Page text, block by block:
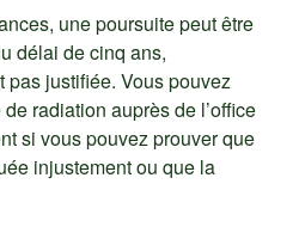
une poursuite peut être
délai de cinq ans,
pas justifiée. Vous pouvez
radiation auprès de l’office
si vous pouvez prouver que
injustement ou que la